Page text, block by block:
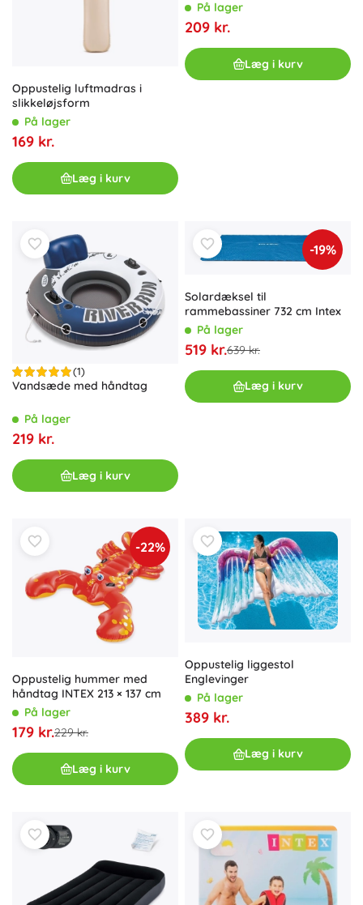
Oppustelig luftmadras i
slikkeløjsform
På lager
169 kr.
Læg i kurv
På lager
209 kr.
Læg i kurv
(1)
Vandsæde med håndtag
På lager
219 kr.
Læg i kurv
-19%
Solardæksel til
rammebassiner 732 cm Intex
På lager
519 kr.639 kr.
Læg i kurv
-22%
Oppustelig hummer med
håndtag INTEX 213 × 137 cm
På lager
179 kr.229 kr.
Læg i kurv
Oppustelig liggestol
Englevinger
På lager
389 kr.
Læg i kurv